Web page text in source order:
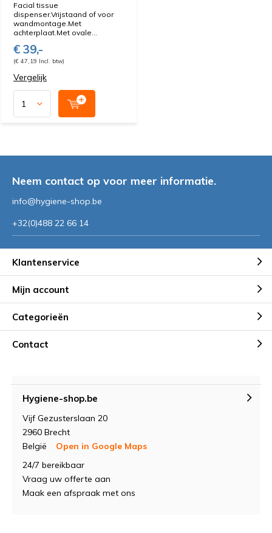
Facial tissue
dispenser.Vrijstaand of voor
wandmontage.Met
achterplaat.Met ovale...
€ 39,-
(€ 47,19 Incl. btw)
Vergelijk
Neem contact op voor meer informatie.
info@hygiene-shop.be
+32(0)488 22 66 14
Klantenservice
Mijn account
Categorieën
Contact
Hygiene-shop.be
Vijf Gezusterslaan 20
2960 Brecht
België
Open in Google Maps
24/7 bereikbaar
Vraag uw offerte aan
Maak een afspraak met ons